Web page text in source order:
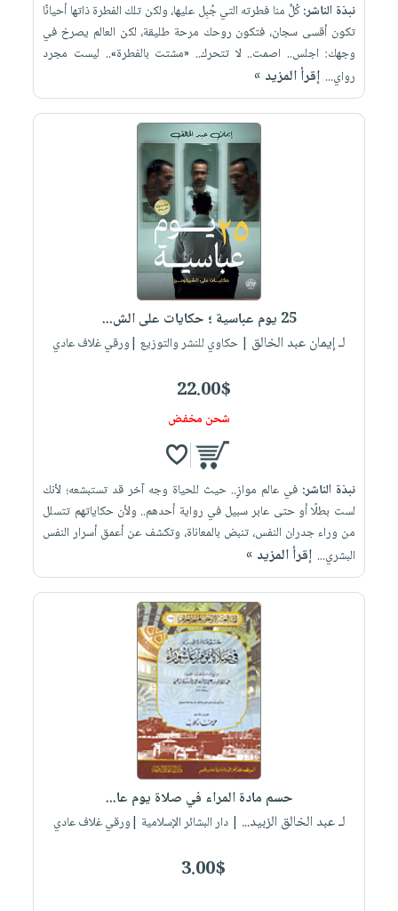
نبذة الناشر:كُلٍّ منا فطرته التي جُبِل عليها، ولكن تلك الفطرة ذاتها أحيانًا
تكون أقسى سجان، فتكون روحك مرحة طليقة، لكن العالم يصرخ في
وجهك: اجلس.. اصمت.. لا تتحرك.. «مشتت بالفطرة».. ليست مجرد
رواي... إقرأ المزيد »
25 يوم عباسية ؛ حكايات على الش...
لـ إيمان عبد الخالق | حكاوي للنشر والتوزيع |ورقي غلاف عادي
22.00$
شحن مخفض
نبذة الناشر:في عالم موازٍ.. حيث للحياة وجه آخر قد تستبشعه؛ لأنك
لست بطلًا أو حتى عابر سبيل في رواية أحدهم.. ولأن حكاياتهم تتسلل
من وراء جدران النفس، تنبض بالمعاناة، وتكشف عن أعمق أسرار النفس
البشري... إقرأ المزيد »
حسم مادة المراء في صلاة يوم عا...
لـ عبد الخالق الزبيد... | دار البشائر الإسلامية |ورقي غلاف عادي
3.00$